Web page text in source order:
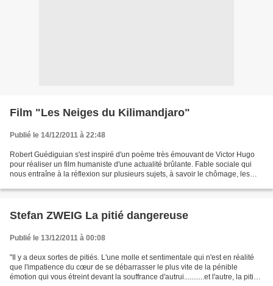
Film "Les Neiges du Kilimandjaro"
Publié le 14/12/2011 à 22:48
Robert Guédiguian s'est inspiré d'un poème très émouvant de Victor Hugo
pour réaliser un film humaniste d'une actualité brûlante. Fable sociale qui
nous entraîne à la réflexion sur plusieurs sujets, à savoir le chômage, les
Stefan ZWEIG La pitié dangereuse
Publié le 13/12/2011 à 00:08
"Il y a deux sortes de pitiés. L'une molle et sentimentale qui n'est en réalité
que l'impatience du cœur de se débarrasser le plus vite de la pénible
émotion qui vous étreint devant la souffrance d'autrui...........et l'autre, la pitié